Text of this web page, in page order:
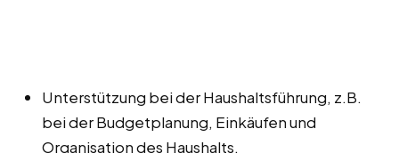
Unterstützung bei der Haushaltsführung, z.B.
bei der Budgetplanung, Einkäufen und
Organisation des Haushalts.